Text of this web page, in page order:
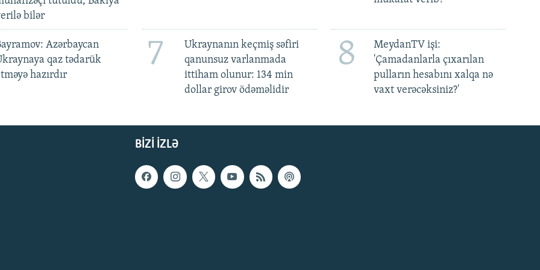
bilər
Azərbaycan
qaz tədarük
hazırdır
7
Ukraynanın keçmiş səfiri
qanunsuz varlanmada
ittiham olunur: 134 min
dollar girov ödəməlidir
8
MeydanTV işi:
'Çamadanlarla çıxarılan
pulların hesabını xalqa nə
vaxt verəcəksiniz?'
BIZI IZLƏ